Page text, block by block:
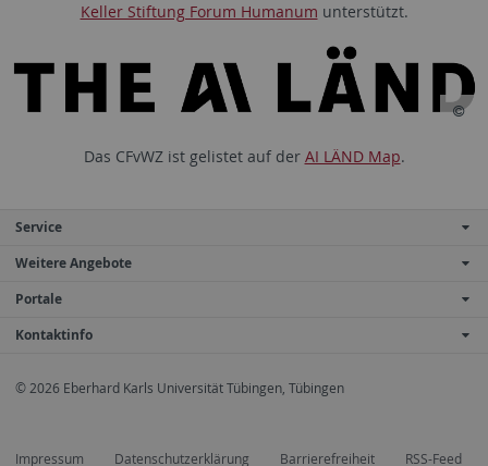
Keller Stiftung Forum Humanum unterstützt.
Das CFvWZ ist gelistet auf der AI LÄND Map.
Service
Weitere Angebote
Portale
Kontaktinfo
© 2026 Eberhard Karls Universität Tübingen, Tübingen
Impressum Datenschutzerklärung Barrierefreiheit RSS-Feed